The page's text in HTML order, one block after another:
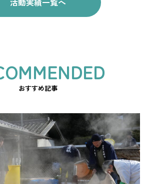
おすすめ記事